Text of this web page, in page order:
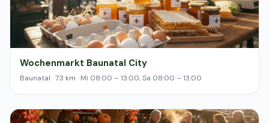
Wochenmarkt Baunatal City
Baunatal · 7.3 km · Mi 08:00 – 13:00, Sa 08:00 – 13:00